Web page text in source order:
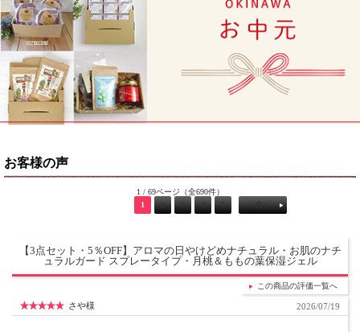
お客様の声
1 / 69ページ（全690件）
1
2 3 5 次へ
【3点セット・5％OFF】アロマの日やけどめナチュラル・お肌のナチ
ュラルガード スプレータイプ・月桃＆ももの葉保湿ジェル
この商品の評価一覧へ
さや様 2026/07/19